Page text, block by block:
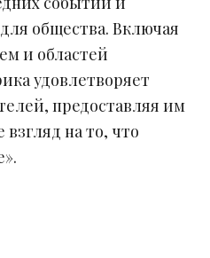
общества. Включая
и областей
удовлетворяет
предоставляя им
на то, что